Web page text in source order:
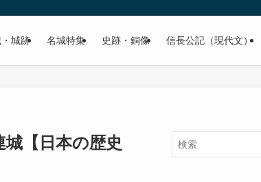
国時代）、江戸時代と幅広くご紹介致します。
城跡 名城特集 史跡・銅像 信長公記（現代文）
【日本の歴史